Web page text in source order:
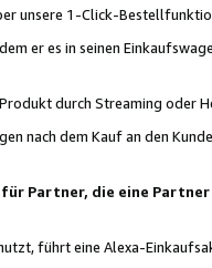
unsere 1-Click-
er es in seinen
durch Streaming oder
nach dem Kauf an den
Partner, die eine
führt eine Alexa-